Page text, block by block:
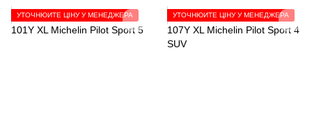
УТОЧНЮЙТЕ ЦІНУ У МЕНЕДЖЕРА УТОЧНЮЙТЕ ЦІНУ У МЕНЕДЖЕРА